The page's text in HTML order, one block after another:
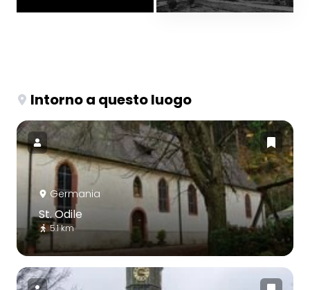
Intorno a questo luogo
Germania
St. Odile
5.1 km